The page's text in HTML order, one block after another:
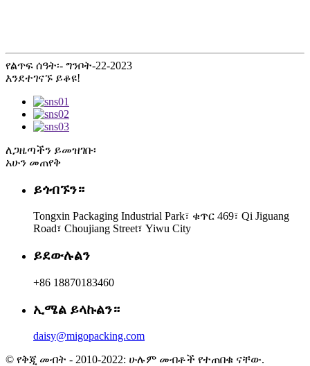
የልጥፍ ሰዓት፡- ግንቦት-22-2023
እንደተገናኙ ይቆዩ!
ለጋዜጣችን ይመዝገቡ፡
አሁን መጠየቅ
ይጎብኙን።
Tongxin Packaging Industrial Park፣ ቁጥር 469፣ Qi Jiguang
Road፣ Choujiang Street፣ Yiwu City
ይደውሉልን
+86 18870183460
ኢሜል ይላኩልን።
daisy@migopacking.com
© የቅጂ መብት - 2010-2022: ሁሉም መብቶች የተጠበቁ ናቸው.